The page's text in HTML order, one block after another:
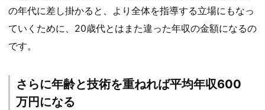
の年代に差し掛かると、より全体を指導する立場にもなっ
ていくために、20歳代とはまた違った年収の金額になるの
です。
さらに年齢と技術を重ねれば平均年収600
万円になる